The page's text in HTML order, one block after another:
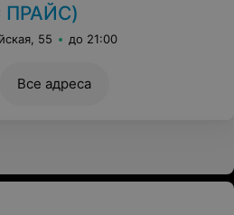
ПРАЙС)
55 до 21:00
Все адреса